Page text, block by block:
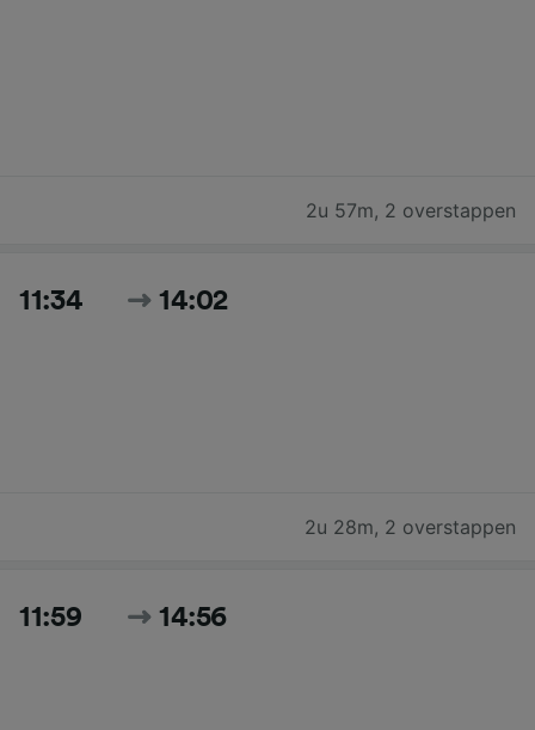
2u 57m, 2 overstappen
11:34 14:02
2u 28m, 2 overstappen
11:59 14:56